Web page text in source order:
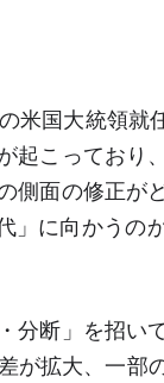
米国大統領就
起こっており
側面の修正が
」に向かうの
断」を招いて
が拡大、一部